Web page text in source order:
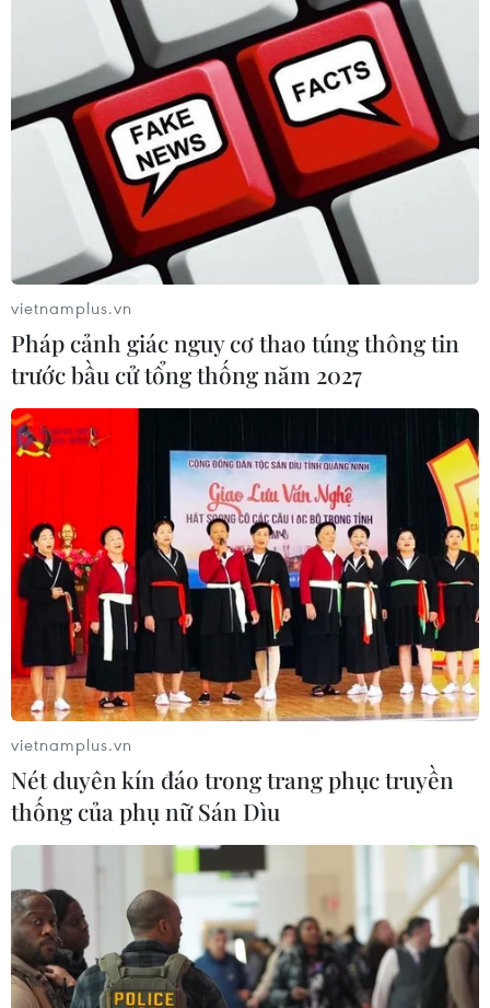
TIN CÙNG CHUYÊN MỤC
Vượt lên di chứng chất độc da cam,
chàng trai Đồng Tháp tự tin làm chủ
cuộc đời
08/08/2026 06:00
vietnamplus.vn
Pháp cảnh giác nguy cơ thao túng thông tin
trước bầu cử tổng thống năm 2027
vietnamplus.vn
Nét duyên kín đáo trong trang phục truyền
thống của phụ nữ Sán Dìu